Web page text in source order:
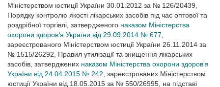
Міністерством юстиції України 30.01.2012 за № 126/20439,
Порядку контролю якості лікарських засобів під час оптової та
роздрібної торгівлі, затвердженого наказом Міністерства
охорони здоров’я України від 29.09.2014 № 677
зареєстрованого Міністерством юстиції України 26.11.2014 за
№ 1515/26292, Правил утилізації та знищення лікарських
засобів, затверджених наказом Міністерства охорони здоров’я
України від 24.04.2015 № 242 , зареєстрованих Міністерством
юстиції України від 18.05.2015 за № 550/26995, на підставі